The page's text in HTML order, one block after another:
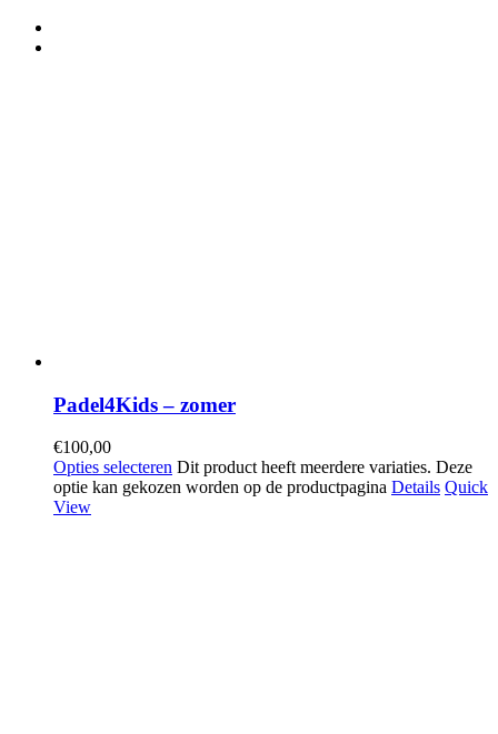
Padel4Kids – zomer
€100,00
Opties selecteren Dit product heeft meerdere variaties. Deze
optie kan gekozen worden op de productpagina Details Quick
View